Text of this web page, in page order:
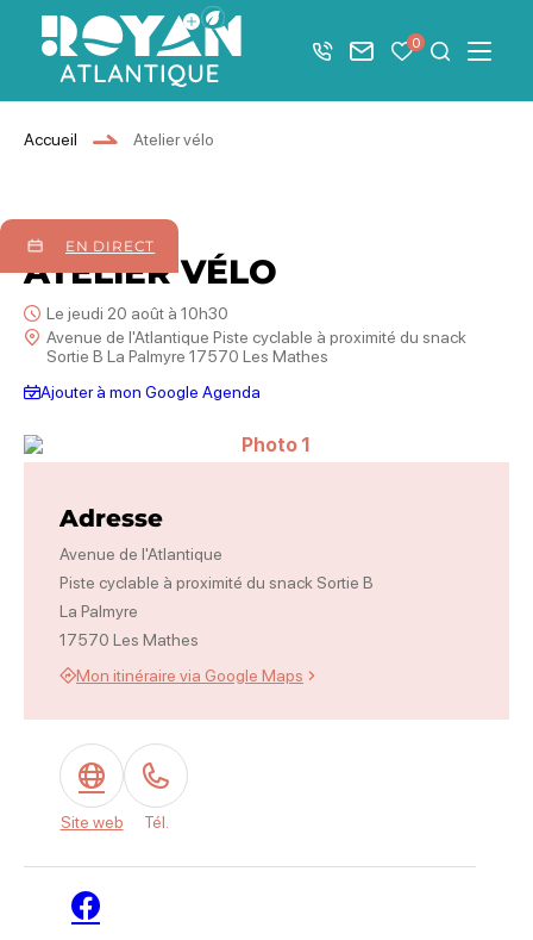
Afficher la barre de navigation du mode éco
Royan Atlantique
+33 5 46 08 21 00
Nous contacter
Mes favoris
0 JeMenu
Accueil Atelier vélo
EN DIRECT
20 août2026
ATELIER VÉLO
Le jeudi 20 août à 10h30
Avenue de l'Atlantique Piste cyclable à proximité du snack
Sortie B La Palmyre 17570 Les Mathes
Ajouter à mon Google Agenda
Photo 1
Adresse
Avenue de l'Atlantique
Piste cyclable à proximité du snack Sortie B
La Palmyre
17570 Les Mathes
Mon itinéraire via Google Maps
Site web Tél.
Facebook